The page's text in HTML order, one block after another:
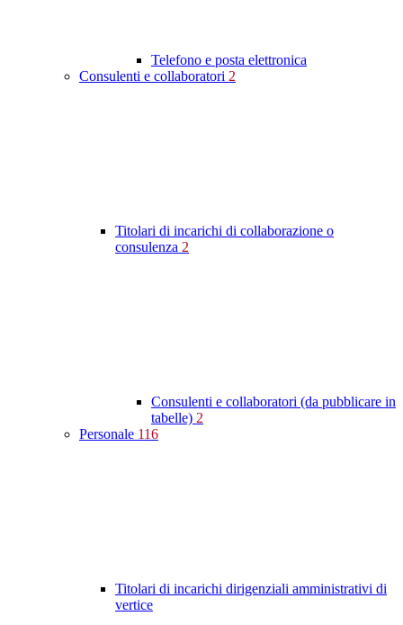
Telefono e posta elettronica
Consulenti e collaboratori 2
Titolari di incarichi di collaborazione o
consulenza 2
Consulenti e collaboratori (da pubblicare in
tabelle) 2
Personale 116
Titolari di incarichi dirigenziali amministrativi di
vertice